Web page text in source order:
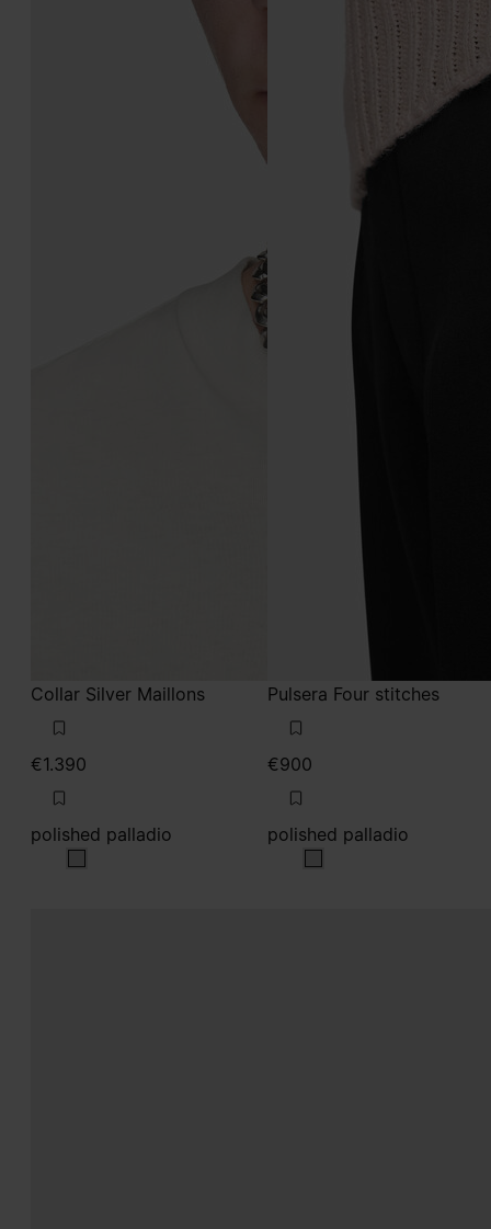
Collar Silver Maillons
€1.390
polished palladio
polished palladio
Pulsera Four stitches
€900
polished palladio
polished palladio